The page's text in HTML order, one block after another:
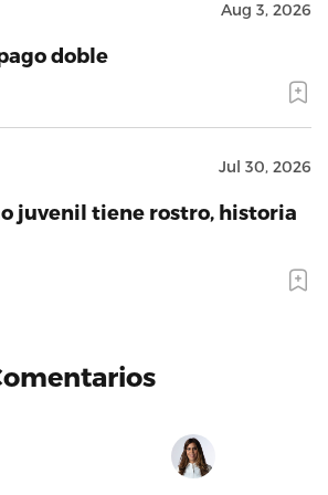
Aug 3, 2026
doble
Jul 30, 2026
juvenil tiene rostro, historia